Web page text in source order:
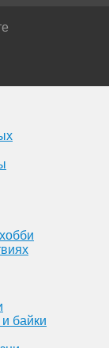
байки